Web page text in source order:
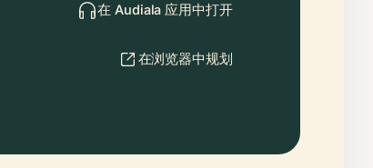
在 Audiala 应用中打开
在浏览器中规划